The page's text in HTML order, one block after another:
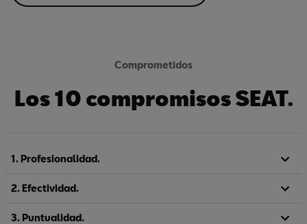
Comprometidos
Los 10 compromisos SEAT.
1. Profesionalidad.
2. Efectividad.
3. Puntualidad.